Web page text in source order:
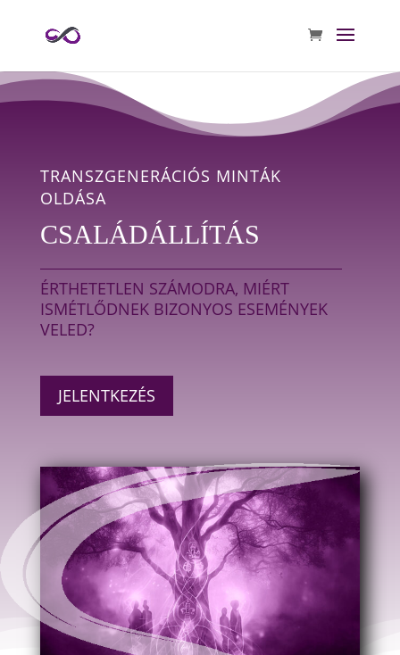
TRANSZGENERÁCIÓS MINTÁK
OLDÁSA
CSALÁDÁLLÍTÁS
ÉRTHETETLEN SZÁMODRA, MIÉRT
ISMÉTLŐDNEK BIZONYOS ESEMÉNYEK
VELED?
JELENTKEZÉS